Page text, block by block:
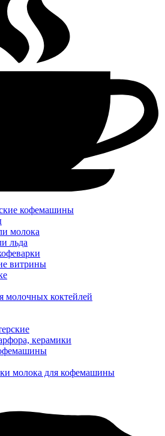
кофемашины
молока
льда
витрины
молочных коктейлей
керамики
молока для кофемашины